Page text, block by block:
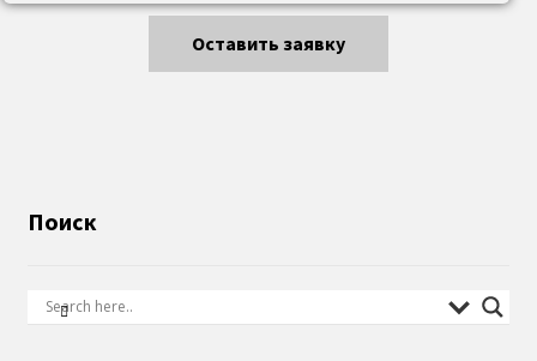
Оставить заявку
Поиск